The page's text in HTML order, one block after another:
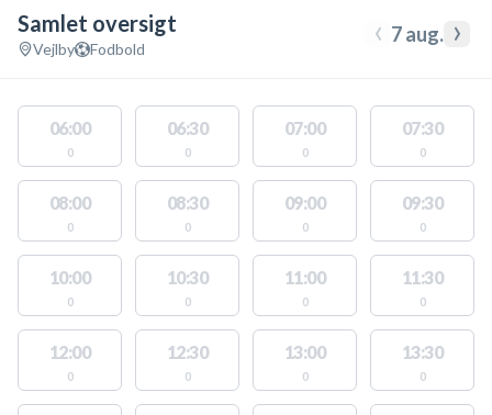
Samlet oversigt
Vejlby Fodbold ‹ 7 aug. ›
06:00
0
06:30
0
07:00
0
07:30
0
08:00
0
08:30
0
09:00
0
09:30
0
10:00
0
10:30
0
11:00
0
11:30
0
12:00
0
12:30
0
13:00
0
13:30
0